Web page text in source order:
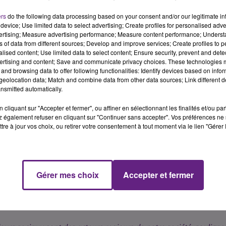
Franche-Comté
auprès des plus fragiles : le travail social est un secteur
connaissent des besoins croissants pour répondre
ils sont porteurs de sens, de solidarités et de relations
vulnérables » ; telles sont les valeurs portées par les
finance dans les IRTS de Dijon et Besançon les
cette journée de mise en lumière du travail social, une
de la production d’un livre blanc du travail social. Ce
du Travail Social présidé par Mathieu Klein, Maire
à 14 recommandations essentielles qui seront
les rémunérations de ces métiers pour les rendre
évoluer les formations dans une logique
do the following data processing based on your consent and/or our legitimate
Use limited data to select advertising; Create profiles for personalised
Measure advertising performance; Measure content performance;
of data from different sources; Develop and improve services; Create profiles to
content; Use limited data to select content; Ensure security, prevent and
and content; Save and communicate privacy choices. These technologies
browsing data to offer following functionalities: Identify devices based on
data; Match and combine data from other data sources; Link different
automatically.
cliquant sur "Accepter et fermer", ou affiner en sélectionnant les finalités et/ou
également refuser en cliquant sur "Continuer sans accepter". Vos préférences
à jour vos choix, ou retirer votre consentement à tout moment via le lien
Gérer mes choix Accepter et fermer